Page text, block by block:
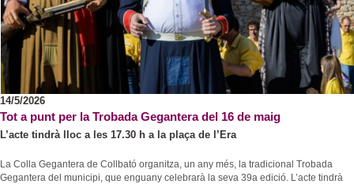
14/5/2026
Tot a punt per la Trobada Gegantera del 16 de maig
L’acte tindrà lloc a les 17.30 h a la plaça de l’Era
La Colla Gegantera de Collbató organitza, un any més, la tradicional Trobada
Gegantera del municipi, que enguany celebrarà la seva 39a edició. L’acte tindrà